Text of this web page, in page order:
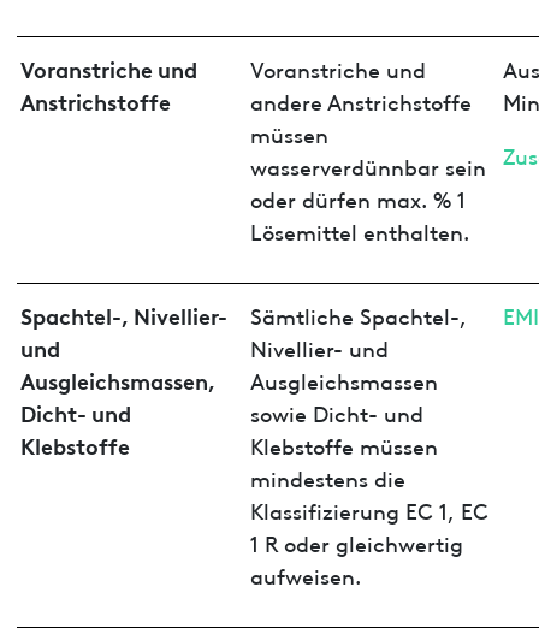
Voranstriche und
Anstrichstoffe
Voranstriche und
andere Anstrichstoffe
müssen
wasserverdünnbar sein
oder dürfen max. % 1
Lösemittel enthalten.
Spachtel-, Nivellier-
und
Ausgleichsmassen,
Dicht- und
Klebstoffe
Sämtliche Spachtel-,
Nivellier- und
Ausgleichsmassen
sowie Dicht- und
Klebstoffe müssen
mindestens die
Klassifizierung EC 1, EC
1 R oder gleichwertig
aufweisen.